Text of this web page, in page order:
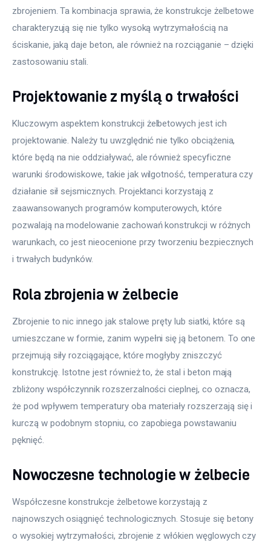
zbrojeniem. Ta kombinacja sprawia, że konstrukcje żelbetowe
charakteryzują się nie tylko wysoką wytrzymałością na
ściskanie, jaką daje beton, ale również na rozciąganie – dzięki
zastosowaniu stali.
Projektowanie z myślą o trwałości
Kluczowym aspektem konstrukcji żelbetowych jest ich
projektowanie. Należy tu uwzględnić nie tylko obciążenia,
które będą na nie oddziaływać, ale również specyficzne
warunki środowiskowe, takie jak wilgotność, temperatura czy
działanie sił sejsmicznych. Projektanci korzystają z
zaawansowanych programów komputerowych, które
pozwalają na modelowanie zachowań konstrukcji w różnych
warunkach, co jest nieocenione przy tworzeniu bezpiecznych
i trwałych budynków.
Rola zbrojenia w żelbecie
Zbrojenie to nic innego jak stalowe pręty lub siatki, które są
umieszczane w formie, zanim wypełni się ją betonem. To one
przejmują siły rozciągające, które mogłyby zniszczyć
konstrukcję. Istotne jest również to, że stal i beton mają
zbliżony współczynnik rozszerzalności cieplnej, co oznacza,
że pod wpływem temperatury oba materiały rozszerzają się i
kurczą w podobnym stopniu, co zapobiega powstawaniu
pęknięć.
Nowoczesne technologie w żelbecie
Współczesne konstrukcje żelbetowe korzystają z
najnowszych osiągnięć technologicznych. Stosuje się betony
o wysokiej wytrzymałości, zbrojenie z włókien węglowych czy